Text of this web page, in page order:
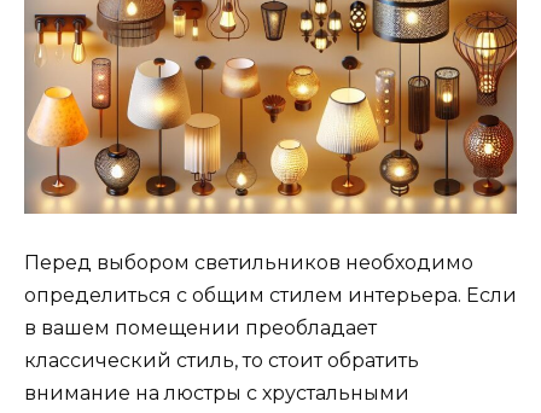
Перед выбором светильников необходимо
определиться с общим стилем интерьера. Если
в вашем помещении преобладает
классический стиль, то стоит обратить
внимание на люстры с хрустальными